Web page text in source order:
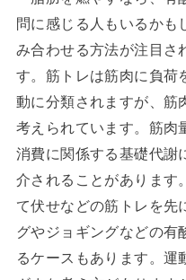
問に感じる人もいるかも
み合わせる方法が注目さ
す。筋トレは筋肉に負荷
動に分類されますが、筋
考えられています。筋肉
消費に関係する基礎代謝
介されることがあります
て伏せなどの筋トレを先
グやジョギングなどの有
るケースもあります。運